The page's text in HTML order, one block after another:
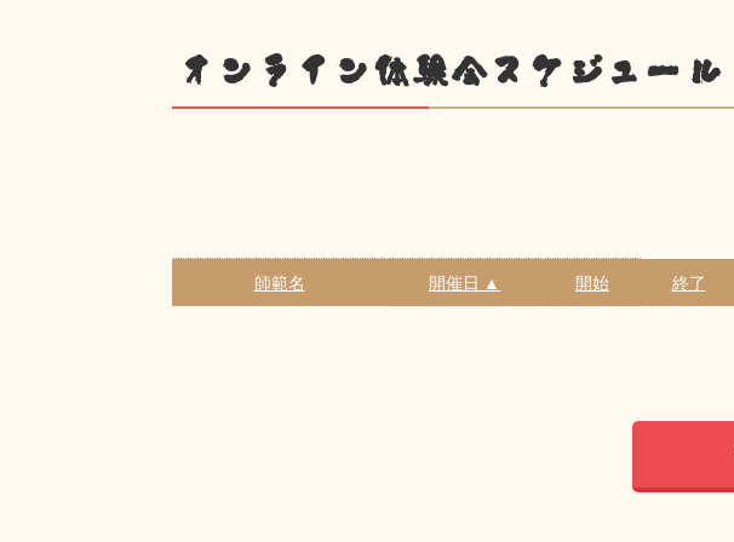
オンライン体験会スケジュール
師範名 開催日 ▲ 開始 終了